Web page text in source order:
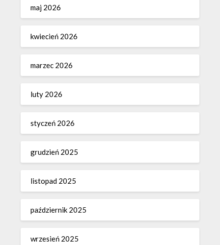
maj 2026
kwiecień 2026
marzec 2026
luty 2026
styczeń 2026
grudzień 2025
listopad 2025
październik 2025
wrzesień 2025